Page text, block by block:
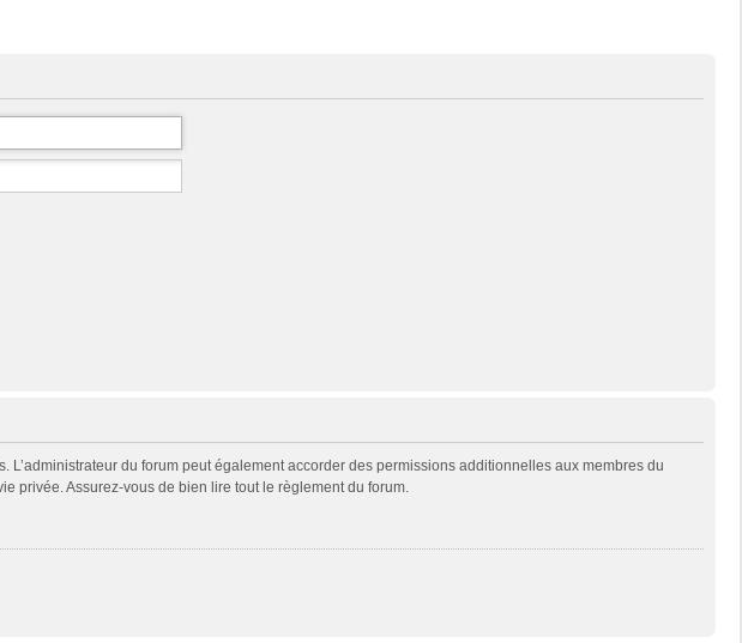
du forum peut également accorder des permissions additionnelles aux membres du
privée. Assurez-vous de bien lire tout le règlement du forum.